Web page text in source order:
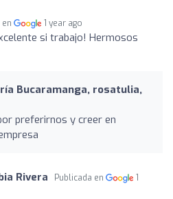
en 1 year ago
si trabajo! Hermosos
Bucaramanga, rosatulia,
preferirnos y creer en
Rivera Publicada en
1